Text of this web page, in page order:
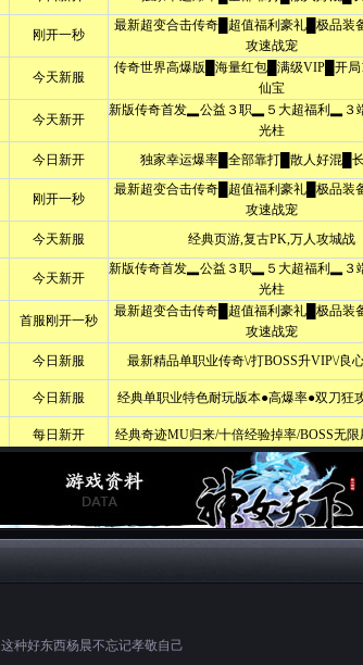
这种好东西杨晨不忘记孝敬自己